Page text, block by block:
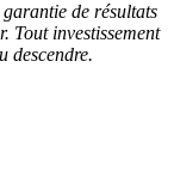
de résultats
Tout investissement
descendre.